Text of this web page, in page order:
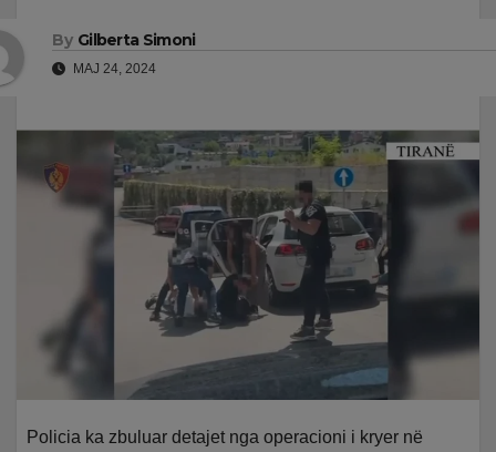
By Gilberta Simoni
MAJ 24, 2024
Policia ka zbuluar detajet nga operacioni i kryer në